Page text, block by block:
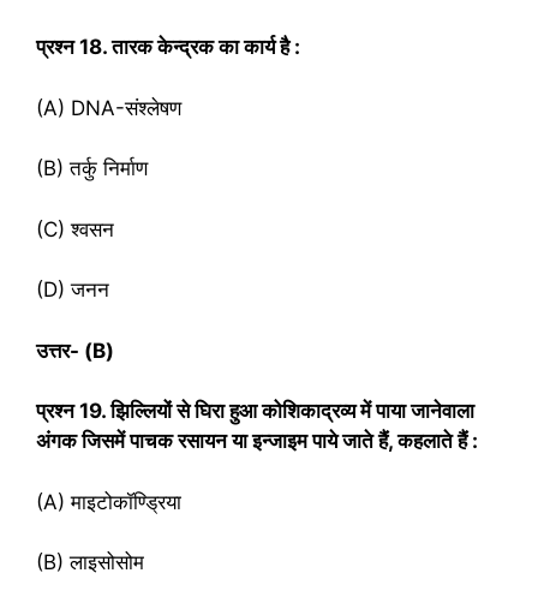
प्रश्‍न18. तारक केन्द्रक का कार्य है :
(A) DNA-संश्लेषण
(B) तर्कु निर्माण
(C) श्वसन
(D) जनन
उत्तर- (B)
प्रश्‍न19. झिल्लियों से घिरा हुआ कोशिकाद्रव्य में पाया जानेवाला
अंगक जिसमें पाचक रसायन या इन्जाइम पाये जाते हैं, कहलाते हैं :
(A) माइटोकॉण्ड्रिया
(B) लाइसोसोम